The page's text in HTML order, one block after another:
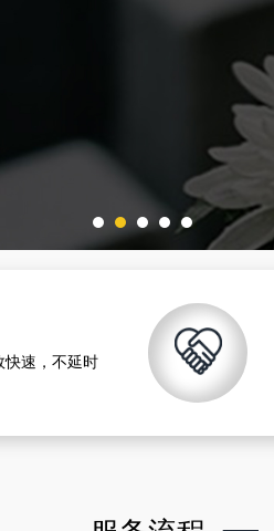
快速，不延时